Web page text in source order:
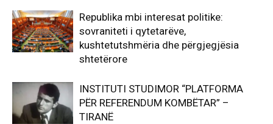
Republika mbi interesat politike:
sovraniteti i qytetarëve,
kushtetutshmëria dhe përgjegjësia
shtetërore
INSTITUTI STUDIMOR “PLATFORMA
PËR REFERENDUM KOMBËTAR” –
TIRANË